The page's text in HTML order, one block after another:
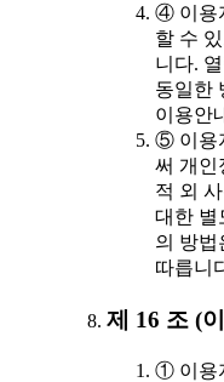
④ 이용
할 수
니다.
동일한
이용안
⑤ 이용
써 개인
적 외
대한 별
의 방법
따릅니
제 16 조 (
① 이용